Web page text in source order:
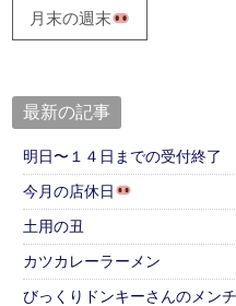
月末の週末
最新の記事
明日〜１４日までの受付終了
今月の店休日
土用の丑
カツカレーラーメン
びっくりドンキーさんのメンチ